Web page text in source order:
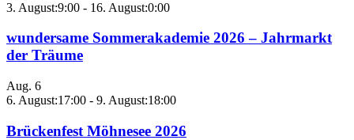
3. August:9:00 - 16. August:0:00
wundersame Sommerakademie 2026 – Jahrmarkt
der Träume
Aug. 6
6. August:17:00 - 9. August:18:00
Brückenfest Möhnesee 2026